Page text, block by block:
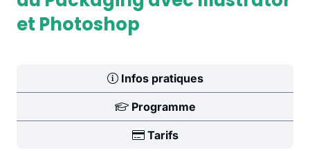
et Photoshop
Infos pratiques
Programme
Tarifs